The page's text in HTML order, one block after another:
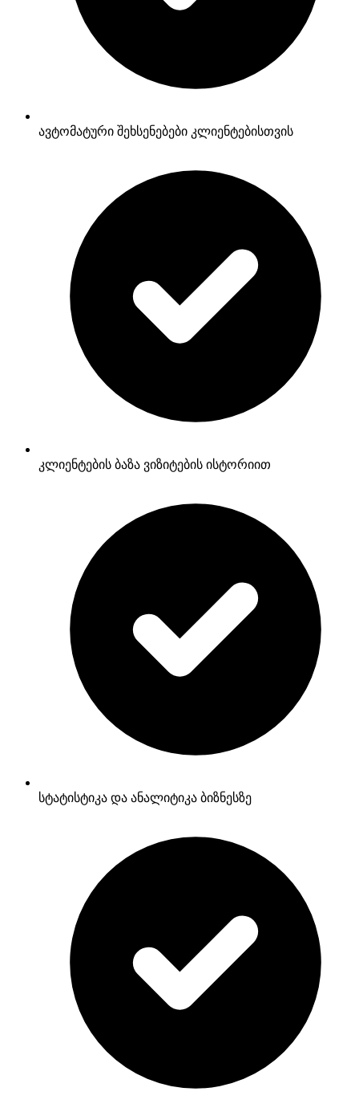
ავტომატური შეხსენებები კლიენტებისთვის
კლიენტების ბაზა ვიზიტების ისტორიით
სტატისტიკა და ანალიტიკა ბიზნესზე